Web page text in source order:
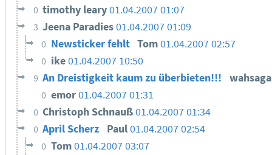
0 timothy leary01.04.2007 01:07
3 Jeena Paradies01.04.2007 01:09
0 Newsticker fehlt Tom01.04.2007 02:57
0 ike01.04.2007 10:50
9 An Dreistigkeit kaum zu überbieten!!!
0 emor01.04.2007 01:31
0 Christoph Schnauß01.04.2007 01:34
0 April Scherz Paul01.04.2007 02:54
0 Tom01.04.2007 03:07